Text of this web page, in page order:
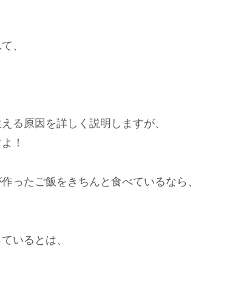
、
る原因を詳しく説明しますが、
！
ったご飯をきちんと食べているなら、
いるとは、